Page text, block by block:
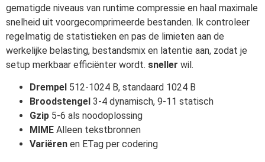
gematigde niveaus van runtime compressie en haal maximale
snelheid uit voorgecomprimeerde bestanden. Ik controleer
regelmatig de statistieken en pas de limieten aan de
werkelijke belasting, bestandsmix en latentie aan, zodat je
setup merkbaar efficiënter wordt. sneller wil.
Drempel 512-1024 B, standaard 1024 B
Broodstengel 3-4 dynamisch, 9-11 statisch
Gzip 5-6 als noodoplossing
MIME Alleen tekstbronnen
Variëren en ETag per codering